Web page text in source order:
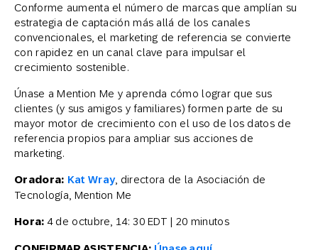
Conforme aumenta el número de marcas que amplían su
estrategia de captación más allá de los canales
convencionales, el marketing de referencia se convierte
con rapidez en un canal clave para impulsar el
crecimiento sostenible.
Únase a Mention Me y aprenda cómo lograr que sus
clientes (y sus amigos y familiares) formen parte de su
mayor motor de crecimiento con el uso de los datos de
referencia propios para ampliar sus acciones de
marketing.
Oradora: Kat Wray, directora de la Asociación de
Tecnología, Mention Me
Hora: 4 de octubre, 14: 30 EDT | 20 minutos